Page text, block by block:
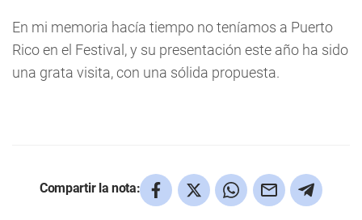
En mi memoria hacía tiempo no teníamos a Puerto
Rico en el Festival, y su presentación este año ha sido
una grata visita, con una sólida propuesta.
Compartir la nota: